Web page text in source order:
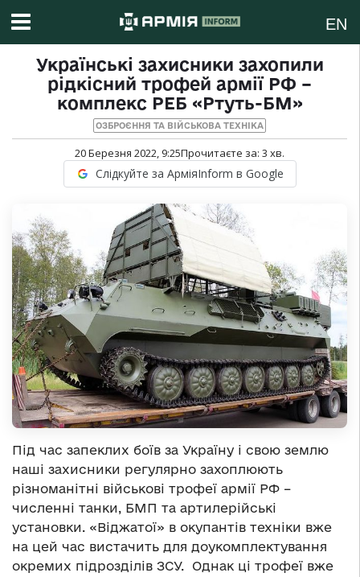
EN
Українські захисники захопили
рідкісний трофей армії РФ –
комплекс РЕБ «Ртуть-БМ»
ОЗБРОЄННЯ ТА ВІЙСЬКОВА ТЕХНІКА
20 Березня 2022, 9:25Прочитаєте за: 3 хв.
Слідкуйте за АрміяInform в Google
Під час запеклих боїв за Україну і свою землю
наші захисники регулярно захоплюють
різноманітні військові трофеї армії РФ –
численні танки, БМП та артилерійські
установки. «Віджатої» в окупантів техніки вже
на цей час вистачить для доукомплектування
окремих підрозділів ЗСУ. Однак ці трофеї вже